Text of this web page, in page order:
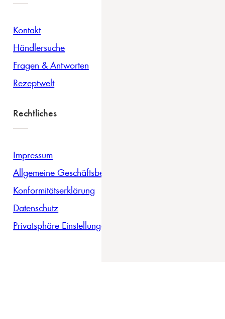
Kontakt
Händlersuche
Fragen & Antworten
Rezeptwelt
Rechtliches
Impressum
Allgemeine Geschäftsbedingungen
Konformitätserklärung
Datenschutz
Privatsphäre Einstellungen